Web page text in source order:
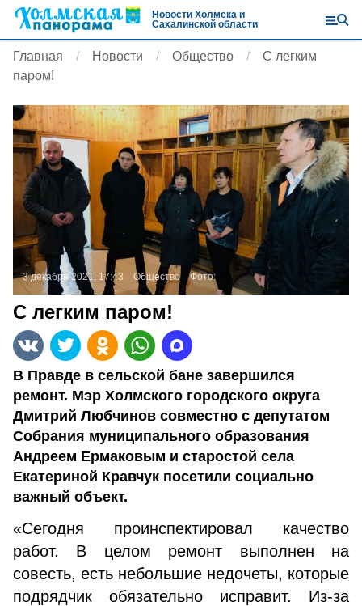
Новости Холмска и
Сахалинской области
Главная Новости Общество
С легким
паром!
3 декабря 2021, 17:43 Общество Фото:
С легким паром!
В Правде в сельской бане завершился
ремонт. Мэр Холмского городского округа
Дмитрий Любчинов совместно с депутатом
Собрания муниципального образования
Андреем Ермаковым и старостой села
Екатериной Кравчук посетили социально
важный объект.
«Сегодня проинспектировал качество
работ. В целом ремонт выполнен на
совесть, есть небольшие недочеты, которые
подрядчик обязательно исправит. Из-за